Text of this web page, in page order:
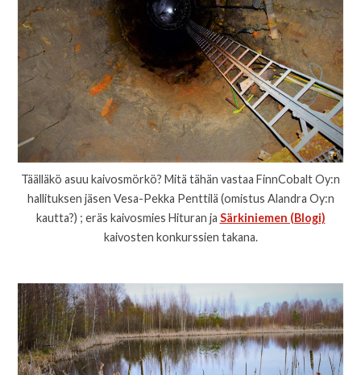
Täälläkö asuu kaivosmörkö? Mitä tähän vastaa FinnCobalt Oy:n
hallituksen jäsen Vesa-Pekka Penttilä (omistus Alandra Oy:n
kautta?) ; eräs kaivosmies Hituran ja Särkiniemen (Blogi)
kaivosten konkurssien takana.